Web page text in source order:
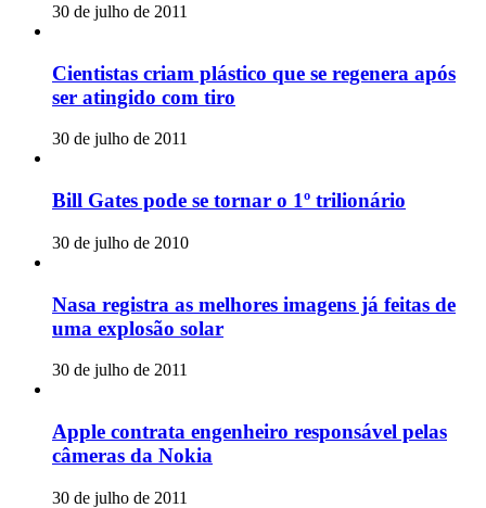
30 de julho de 2011
Cientistas criam plástico que se regenera após
ser atingido com tiro
30 de julho de 2011
Bill Gates pode se tornar o 1º trilionário
30 de julho de 2010
Nasa registra as melhores imagens já feitas de
uma explosão solar
30 de julho de 2011
Apple contrata engenheiro responsável pelas
câmeras da Nokia
30 de julho de 2011